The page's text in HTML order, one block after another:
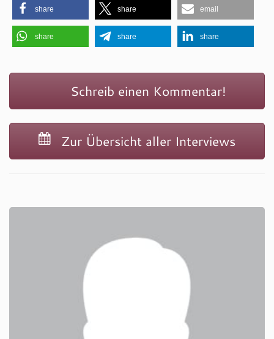
share share email
share share share
Schreib einen Kommentar!
Zur Übersicht aller Interviews